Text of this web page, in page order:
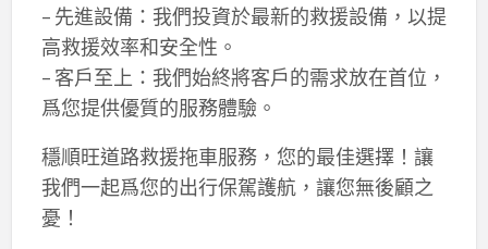
– 先進設備：我們投資於最新的救援設備，以提
高救援效率和安全性。
– 客戶至上：我們始終將客戶的需求放在首位，
爲您提供優質的服務體驗。
穩順旺道路救援拖車服務，您的最佳選擇！讓
我們一起爲您的出行保駕護航，讓您無後顧之
憂！